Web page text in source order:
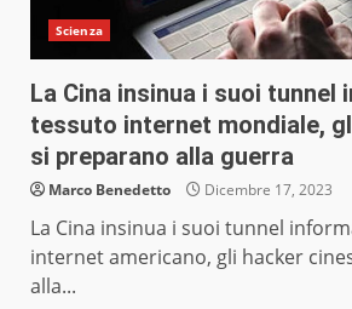
Scienza
La Cina insinua i suoi tunnel
tessuto internet mondiale,
si preparano alla guerra
Marco Benedetto Dicembre 17, 2023
La Cina insinua i suoi tunnel
internet americano, gli hacker
alla...